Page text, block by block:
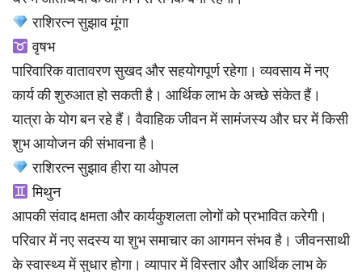
राशिरत्न सुझाव मूंगा
वृषभ
पारिवारिक वातावरण सुखद और सहयोगपूर्ण रहेगा। व्यवसाय में नए
कार्य की शुरुआत हो सकती है। आर्थिक लाभ के अच्छे संकेत हैं।
यात्रा के योग बन रहे हैं। वैवाहिक जीवन में सामंजस्य और घर में किसी
शुभ आयोजन की संभावना है।
राशिरत्न सुझाव हीरा या ओपल
मिथुन
आपकी संवाद क्षमता और कार्यकुशलता लोगों को प्रभावित करेगी।
परिवार में नए सदस्य या शुभ समाचार का आगमन संभव है। जीवनसाथी
के स्वास्थ्य में सुधार होगा। व्यापार में विस्तार और आर्थिक लाभ के